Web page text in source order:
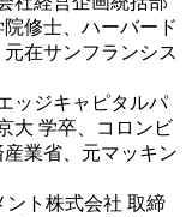
修士、ハーバード
在サンフランシス
ッジキャピタルパ
大 学卒、コロンビ
業省、元マッキン
ト株式会社 取締